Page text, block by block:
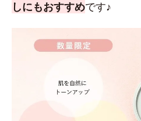
しにもおすすめです♪